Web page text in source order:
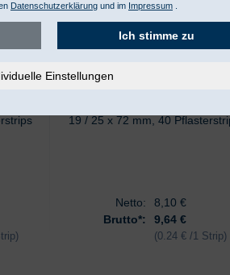
19 / 25 x 72 mm, 40
Netto: 8,10 €
Brutto*:
9,64 €
(0.24 € /1 Strip)
Datenschutzerklärung und im Impressum
Ich stimme zu